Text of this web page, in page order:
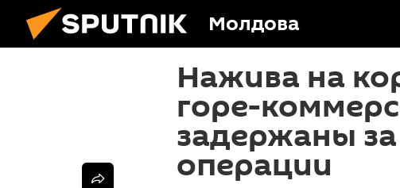
Молдова
Нажива на
горе-
задержаны
операции